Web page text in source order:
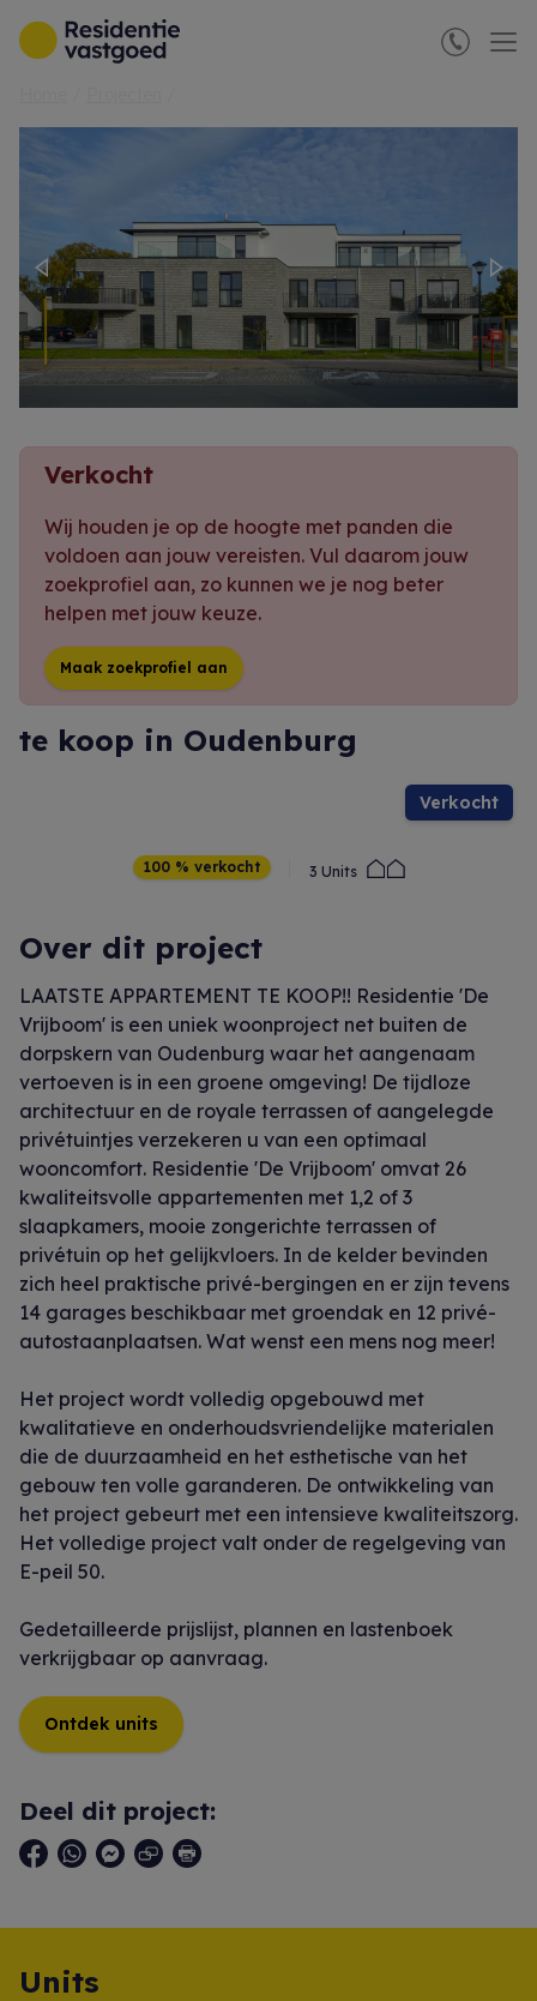
Menu overslaan en naar de inhoud gaan
Previous
Verkocht
Wij houden je op de hoogte met panden die
voldoen aan jouw vereisten. Vul daarom jouw
zoekprofiel aan, zo kunnen we je nog beter
helpen met jouw keuze.
Maak zoekprofiel aan
te koop in Oudenburg
verkocht
100 % verkocht 3 Units
Over dit project
LAATSTE APPARTEMENT TE KOOP!! Residentie 'De
Vrijboom' is een uniek woonproject net buiten de
dorpskern van Oudenburg waar het aangenaam
vertoeven is in een groene omgeving! De tijdloze
architectuur en de royale terrassen of aangelegde
privétuintjes verzekeren u van een optimaal
wooncomfort. Residentie 'De Vrijboom' omvat 26
kwaliteitsvolle appartementen met 1,2 of 3
slaapkamers, mooie zongerichte terrassen of
privétuin op het gelijkvloers. In de kelder bevinden
zich heel praktische privé-bergingen en er zijn tevens
14 garages beschikbaar met groendak en 12 privé-
autostaanplaatsen. Wat wenst een mens nog meer!
Het project wordt volledig opgebouwd met
kwalitatieve en onderhoudsvriendelijke materialen
die de duurzaamheid en het esthetische van het
gebouw ten volle garanderen. De ontwikkeling van
het project gebeurt met een intensieve kwaliteitszorg.
Het volledige project valt onder de regelgeving van
E-peil 50.
Gedetailleerde prijslijst, plannen en lastenboek
verkrijgbaar op aanvraag.
Ontdek units
Deel dit project:
Units